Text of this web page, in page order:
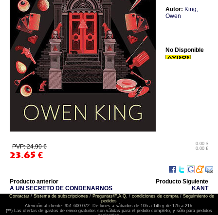
Autor: King;
Owen
PVP: 24.90 €
23.65 €
0.00 $
0.00 £
No Disponible
Producto anterior
A UN SECRETO DE CONDENARNOS
Producto Siguiente
KANT
Contactar/ Sistema de subscripciones/ Preguntas/F.A.Q. / condiciones de compra/ Seguimiento de
pedidos
Atención al cliente: 951 600 072. De lunes a sábados de 10h a 14h y de 17h a 21h.
(**) Las ofertas de gastos de envio gratuitos son válidas para el pedido completo, y sólo para pedidos